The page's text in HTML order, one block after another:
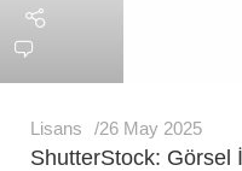
Lisans 26 May 2025
ShutterStock: Görsel